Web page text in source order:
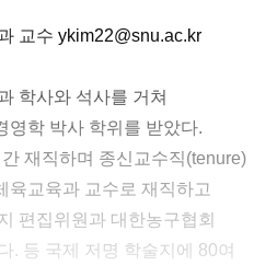
교수ykim22@snu.ac.kr
학사와 석사를 거쳐
영학 박사 학위를 받았다.
재직하며 종신교수직(tenure)
육교육과 교수로 재직하고
편집위원과 대한농구협회
. 등 국제 저명 학술지에 80여